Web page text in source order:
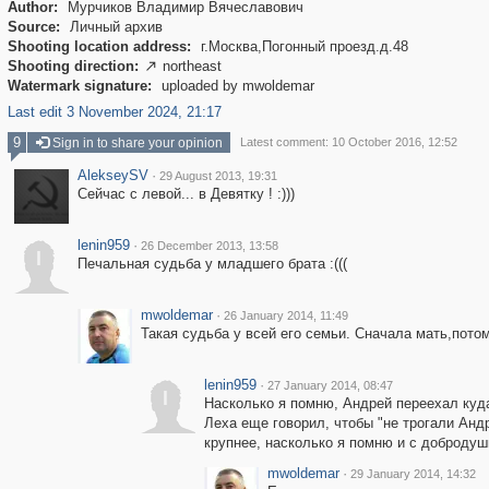
Author:
Мурчиков Владимир Вячеславович
Source:
Личный архив
Shooting location address:
г.Москва,Погонный проезд.д.48
Shooting direction:  northeast
Watermark signature:
uploaded by mwoldemar
Last edit 3 November 2024, 21:17
9
Sign in to share your opinion Latest comment: 10 October 2016, 12:52
AlekseySV · 29 August 2013, 19:31
Сейчас с левой... в Девятку ! :)))
lenin959 · 26 December 2013, 13:58
Печальная судьба у младшего брата :(((
mwoldemar · 26 January 2014, 11:49
Такая судьба у всей его семьи. Сначала
lenin959 · 27 January 2014, 08:47
Насколько я помню, Андрей переехал
Леха еще говорил, чтобы "не трогали
крупнее, насколько я помню и с
mwoldemar · 29 January 2014, 14:32